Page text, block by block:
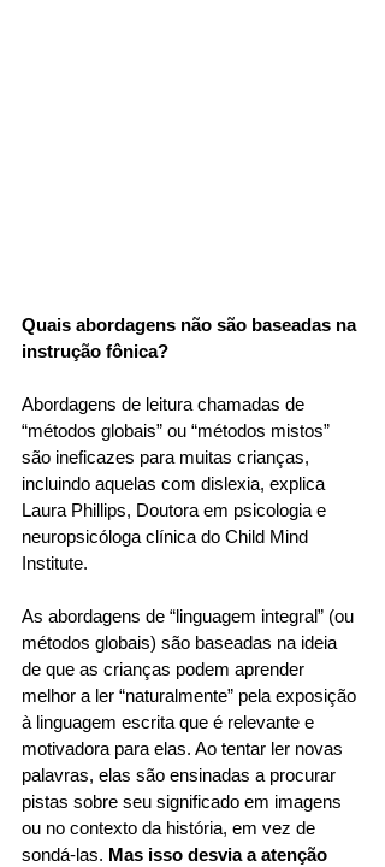
Quais abordagens não são baseadas na
instrução fônica?
Abordagens de leitura chamadas de
“métodos globais” ou “métodos mistos”
são ineficazes para muitas crianças,
incluindo aquelas com dislexia, explica
Laura Phillips, Doutora em psicologia e
neuropsicóloga clínica do Child Mind
Institute.
As abordagens de “linguagem integral” (ou
métodos globais) são baseadas na ideia
de que as crianças podem aprender
melhor a ler “naturalmente” pela exposição
à linguagem escrita que é relevante e
motivadora para elas. Ao tentar ler novas
palavras, elas são ensinadas a procurar
pistas sobre seu significado em imagens
ou no contexto da história, em vez de
sondá-las. Mas isso desvia a atenção